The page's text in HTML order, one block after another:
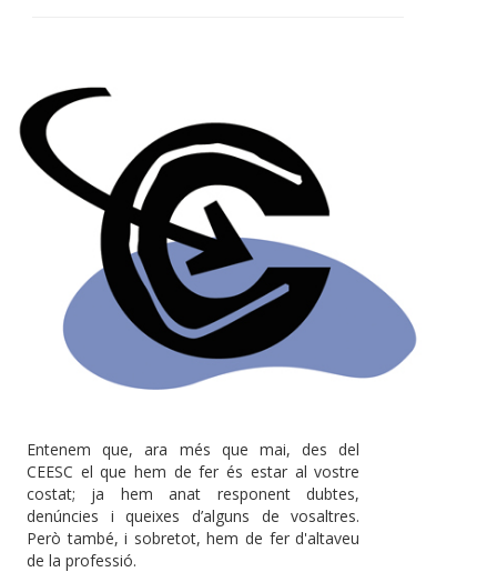
Entenem que, ara més que mai, des del
CEESC el que hem de fer és estar al vostre
costat; ja hem anat responent dubtes,
denúncies i queixes d’alguns de vosaltres.
Però també, i sobretot, hem de fer d'altaveu
de la professió.